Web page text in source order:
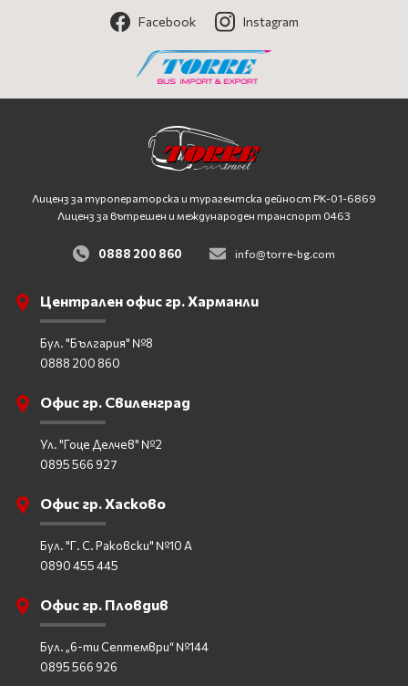
Facebook Instagram
Лиценз за туроператорска и турагентска дейност PK-01-6869
Лиценз за вътрешен и международен транспорт 0463
0888 200 860 info@torre-bg.com
Централен офис гр. Харманли
Бул. "България" №8
0888 200 860
Офис гр. Свиленград
Ул. "Гоце Делчев" №2
0895 566 927
Офис гр. Хасково
Бул. "Г. С. Раковски" №10 А
0890 455 445
Офис гр. Пловдив
Бул. „6-ти Септември“ №144
0895 566 926